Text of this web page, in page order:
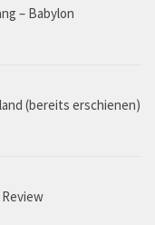
– Babylon
(bereits erschienen)
Review